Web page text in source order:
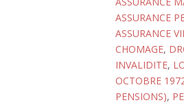
ASSURANCE
ASSURANCE
CHOMAGE,
INVALIDITE,
OCTOBRE
PENSIONS),